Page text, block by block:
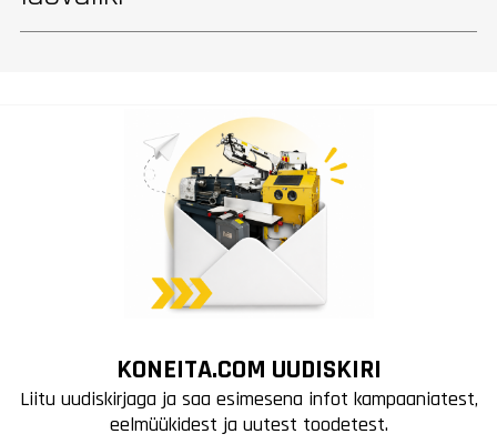
KONEITA.COM UUDISKIRI
Liitu uudiskirjaga ja saa esimesena infot kampaaniatest,
eelmüükidest ja uutest toodetest.